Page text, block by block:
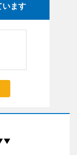
います